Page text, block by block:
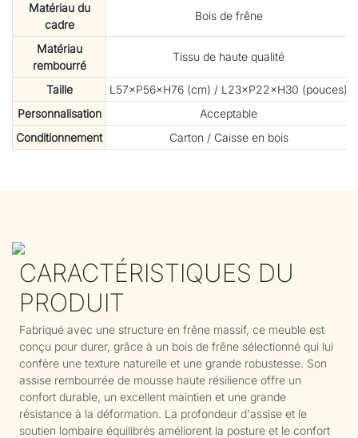
Matériau du
cadre
Bois de frêne
Matériau
rembourré
Tissu de haute qualité
Taille
L57×P56×H76 (cm) / L23×P22×H30 (pouces)
Personnalisation
Acceptable
Conditionnement
Carton / Caisse en bois
CARACTÉRISTIQUES DU
PRODUIT
Fabriqué avec une structure en frêne massif, ce meuble est
conçu pour durer, grâce à un bois de frêne sélectionné qui lui
confère une texture naturelle et une grande robustesse. Son
assise rembourrée de mousse haute résilience offre un
confort durable, un excellent maintien et une grande
résistance à la déformation. La profondeur d'assise et le
soutien lombaire équilibrés améliorent la posture et le confort